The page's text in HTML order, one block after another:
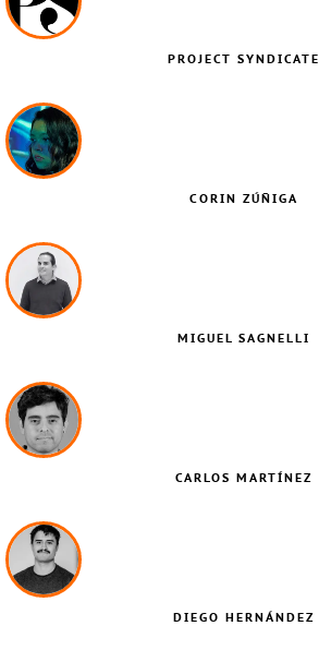
PROJECT SYNDICATE
CORIN ZÚÑIGA
MIGUEL SAGNELLI
CARLOS MARTÍNEZ
DIEGO HERNÁNDEZ